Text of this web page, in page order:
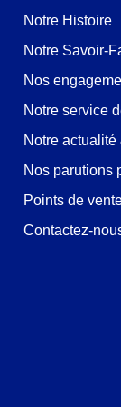
Notre Histoire
Notre Savoir-
Nos
Notre service
Notre
Nos parutions
Points de
Contactez-